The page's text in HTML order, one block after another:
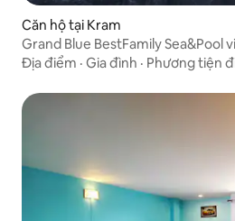
Căn hộ tại Kram
Grand Blue BestFamily Sea&Pool
Địa điểm · Gia đình · Phương tiện